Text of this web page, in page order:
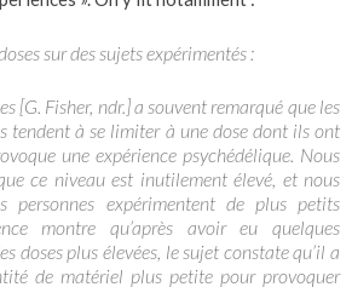
sur des sujets expérimentés :
[G. Fisher, ndr.] a souvent remarqué que les
tendent à se limiter à une dose dont ils ont
une expérience psychédélique. Nous
ce niveau est inutilement élevé, et nous
personnes expérimentent de plus petits
montre qu’après avoir eu quelques
doses plus élevées, le sujet constate qu’il a
de matériel plus petite pour provoquer